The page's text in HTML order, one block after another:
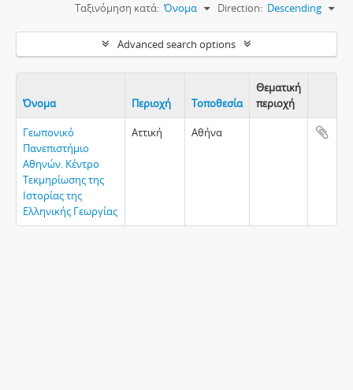
Ταξινόμηση κατά: Όνομα Direction: Descending
Advanced search options
Όνομα Περιοχή Τοποθεσία
Θεματική
περιοχή
Γεωπονικό
Πανεπιστήμιο
Αθηνών. Κέντρο
Τεκμηρίωσης της
Ιστορίας της
Ελληνικής Γεωργίας
Αττική Αθήνα